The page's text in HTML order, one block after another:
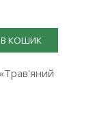
В КОШИК